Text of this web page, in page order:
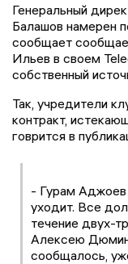
Генеральный
Балашов намерен
сообщает
Ильев в своем
собственный
Так, учредители
контракт,
говрится в
- Гурам Аджоев
уходит. Все
течение двух-
Алексею
сообщалось,